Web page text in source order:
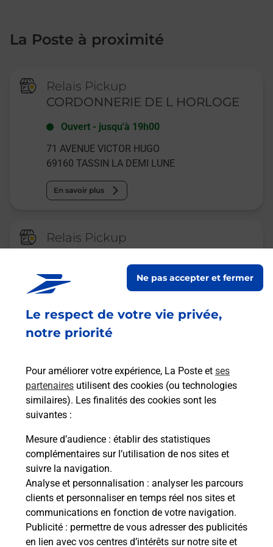
Le respect de votre vie privée,
notre priorité
Pour améliorer votre expérience, La Poste et ses
partenaires utilisent des cookies (ou technologies
similaires). Les finalités des cookies sont les
suivantes :
Mesure d’audience : établir des statistiques
complémentaires sur l’utilisation de nos sites et
suivre la navigation.
Analyse et personnalisation : analyser les parcours
clients et personnaliser en temps réel nos sites et
communications en fonction de votre navigation.
Publicité : permettre de vous adresser des publicités
en lien avec vos centres d’intérêts sur notre site et
Ne pas accepter et fermer
La Poste à proximité
Relais Pickup
CORDONNERIE DE L HORLOGE
Ouvert - jusqu'à 19h00
71 AVENUE VICTOR HUGO
69160 TASSIN LA DEMI LUNE
En savoir plus
Relais Pickup
CONSIGNE PICKUP CITYLAV
jusqu'à 22h00
6 RUE DE LA LIBERTE
69160 TASSIN LA DEMI LUNE
Malin !
La Poste
en ligne
Ouvert 24h/24
En savoir plus